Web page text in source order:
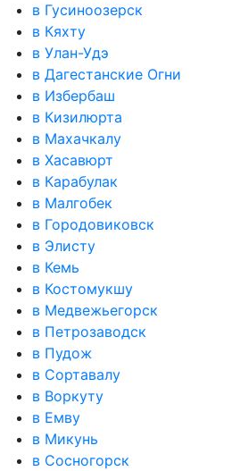
в Гусиноозерск
в Кяхту
в Улан-Удэ
в Дагестанские Огни
в Избербаш
в Кизилюрта
в Махачкалу
в Хасавюрт
в Карабулак
в Малгобек
в Городовиковск
в Элисту
в Кемь
в Костомукшу
в Медвежьегорск
в Петрозаводск
в Пудож
в Сортавалу
в Воркуту
в Емву
в Микунь
в Сосногорск